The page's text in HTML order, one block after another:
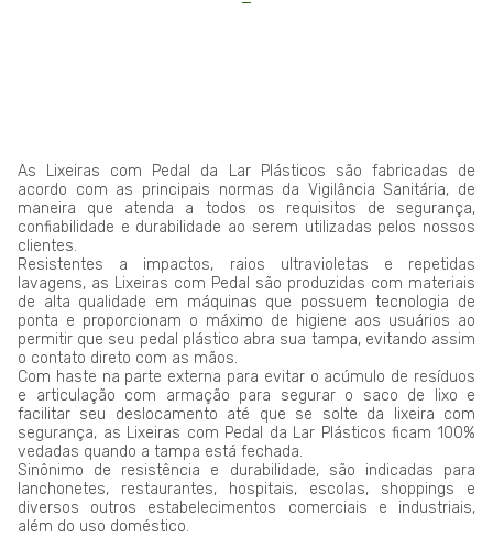
As Lixeiras com Pedal da Lar Plásticos são fabricadas de
acordo com as principais normas da Vigilância Sanitária, de
maneira que atenda a todos os requisitos de segurança,
confiabilidade e durabilidade ao serem utilizadas pelos nossos
clientes.
Resistentes a impactos, raios ultravioletas e repetidas
lavagens, as Lixeiras com Pedal são produzidas com materiais
de alta qualidade em máquinas que possuem tecnologia de
ponta e proporcionam o máximo de higiene aos usuários ao
permitir que seu pedal plástico abra sua tampa, evitando assim
o contato direto com as mãos.
Com haste na parte externa para evitar o acúmulo de resíduos
e articulação com armação para segurar o saco de lixo e
facilitar seu deslocamento até que se solte da lixeira com
segurança, as Lixeiras com Pedal da Lar Plásticos ficam 100%
vedadas quando a tampa está fechada.
Sinônimo de resistência e durabilidade, são indicadas para
lanchonetes, restaurantes, hospitais, escolas, shoppings e
diversos outros estabelecimentos comerciais e industriais,
além do uso doméstico.